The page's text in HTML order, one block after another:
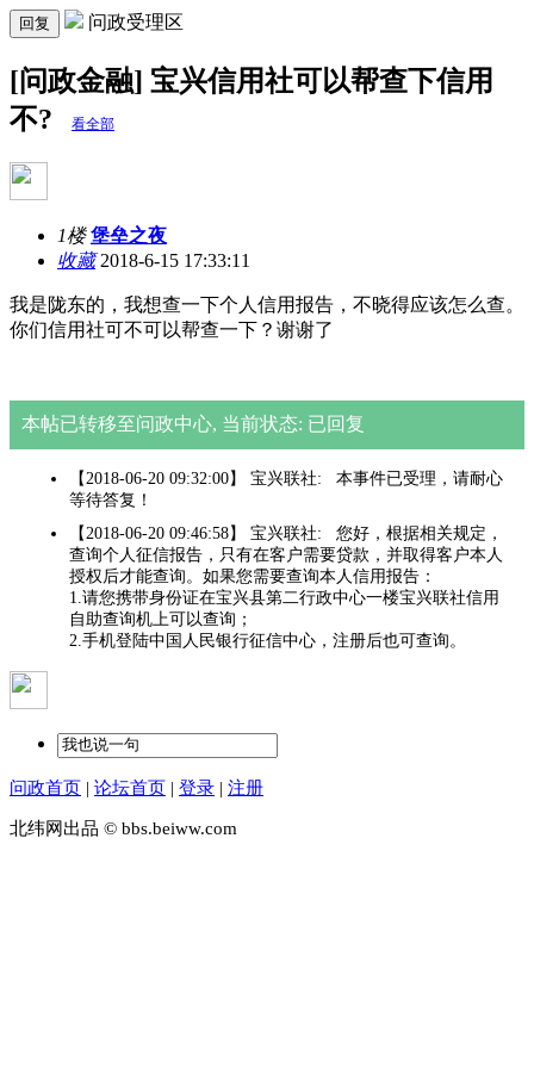
回复 问政受理区
[问政金融] 宝兴信用社可以帮查下信用
不?
看全部
1楼 堡垒之夜
收藏2018-6-15 17:33:11
我是陇东的，我想查一下个人信用报告，不晓得应该怎么查。
你们信用社可不可以帮查一下？谢谢了
本帖已转移至问政中心, 当前状态: 已回复
【2018-06-20 09:32:00】 宝兴联社: 本事件已受理，请耐心
等待答复！
【2018-06-20 09:46:58】 宝兴联社: 您好，根据相关规定，
查询个人征信报告，只有在客户需要贷款，并取得客户本人
授权后才能查询。如果您需要查询本人信用报告：
1.请您携带身份证在宝兴县第二行政中心一楼宝兴联社信用
自助查询机上可以查询；
2.手机登陆中国人民银行征信中心，注册后也可查询。
问政首页 | 论坛首页 | 登录 | 注册
北纬网出品 © bbs.beiww.com